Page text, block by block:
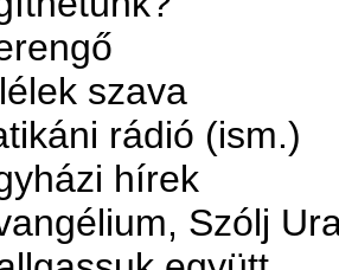
szava
rádió (ism.)
hírek
Szólj